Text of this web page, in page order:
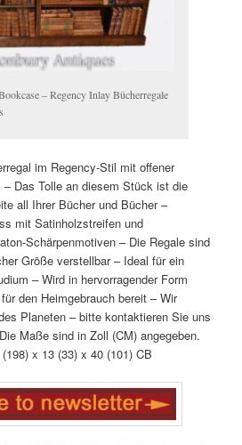
– Regency Inlay Bücherregale
im Regency-Stil mit offener
– Das Tolle an diesem Stück ist die
all Ihrer Bücher und Bücher –
mit Satinholzstreifen und
Schärpenmotiven – Die Regale sind
Größe verstellbar – Ideal für ein
– Wird in hervorragender Form
den Heimgebrauch bereit – Wir
Planeten – bitte kontaktieren Sie uns
Maße sind in Zoll (CM) angegeben.
x 13 (33) x 40 (101) CB